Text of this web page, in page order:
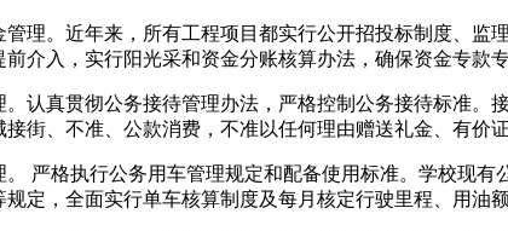
管理。近年来，所有工程项目都实行公开招投标制度、
介入，实行阳光采和资金分账核算办法，确保资金专款专
认真贯彻公务接待管理办法，严格控制公务接待标准。
街、不准、公款消费，不准以任何理由赠送礼金、有价证
。 严格执行公务用车管理规定和配备使用标准。学校现
定，全面实行单车核算制度及每月核定行驶里程、用油